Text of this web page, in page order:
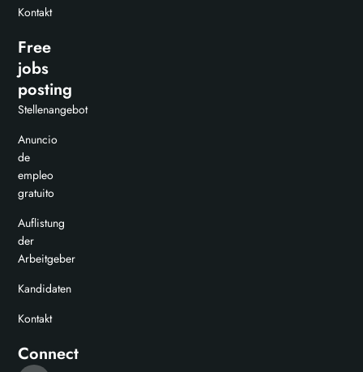
Kontakt
Free
jobs
posting
Stellenangebot
Anuncio
de
empleo
gratuito
Auflistung
der
Arbeitgeber
Kandidaten
Kontakt
Connect